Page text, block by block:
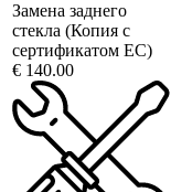
Замена заднего
стекла (Копия с
сертификатом ЕС)
€ 140.00